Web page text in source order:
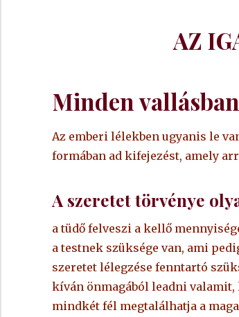
AZ
Minden
Az emberi lélekben ugyanis le
formában ad kifejezést, amely
A szeretet törvénye
a tüdő felveszi a kellő
a testnek szüksége van, ami
szeretet lélegzése fenntartó
kíván önmagából leadni valamit,
mindkét fél megtalálhatja a